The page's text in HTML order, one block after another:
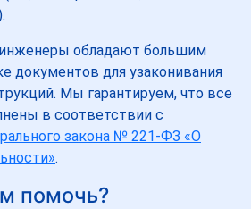
обладают большим
документов для узаконивания
Мы гарантируем, что все
в соответствии с
закона № 221-ФЗ «О
.
помочь?